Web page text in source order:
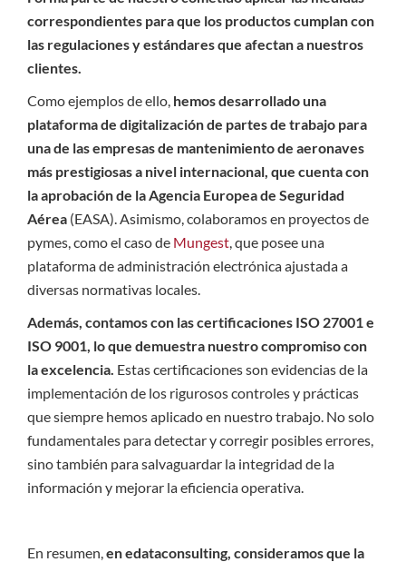
correspondientes para que los productos cumplan con
las regulaciones y estándares que afectan a nuestros
clientes.
Como ejemplos de ello, hemos desarrollado una
plataforma de digitalización de partes de trabajo para
una de las empresas de mantenimiento de aeronaves
más prestigiosas a nivel internacional, que cuenta con
la aprobación de la Agencia Europea de Seguridad
Aérea (EASA). Asimismo, colaboramos en proyectos de
pymes, como el caso de Mungest , que posee una
plataforma de administración electrónica ajustada a
diversas normativas locales.
Además, contamos con las certificaciones ISO 27001 e
ISO 9001, lo que demuestra nuestro compromiso con
la excelencia. Estas certificaciones son evidencias de la
implementación de los rigurosos controles y prácticas
que siempre hemos aplicado en nuestro trabajo. No solo
fundamentales para detectar y corregir posibles errores,
sino también para salvaguardar la integridad de la
información y mejorar la eficiencia operativa.
En resumen, en edataconsulting, consideramos que la